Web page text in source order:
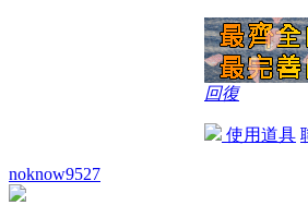
回復
使用道具
noknow9527